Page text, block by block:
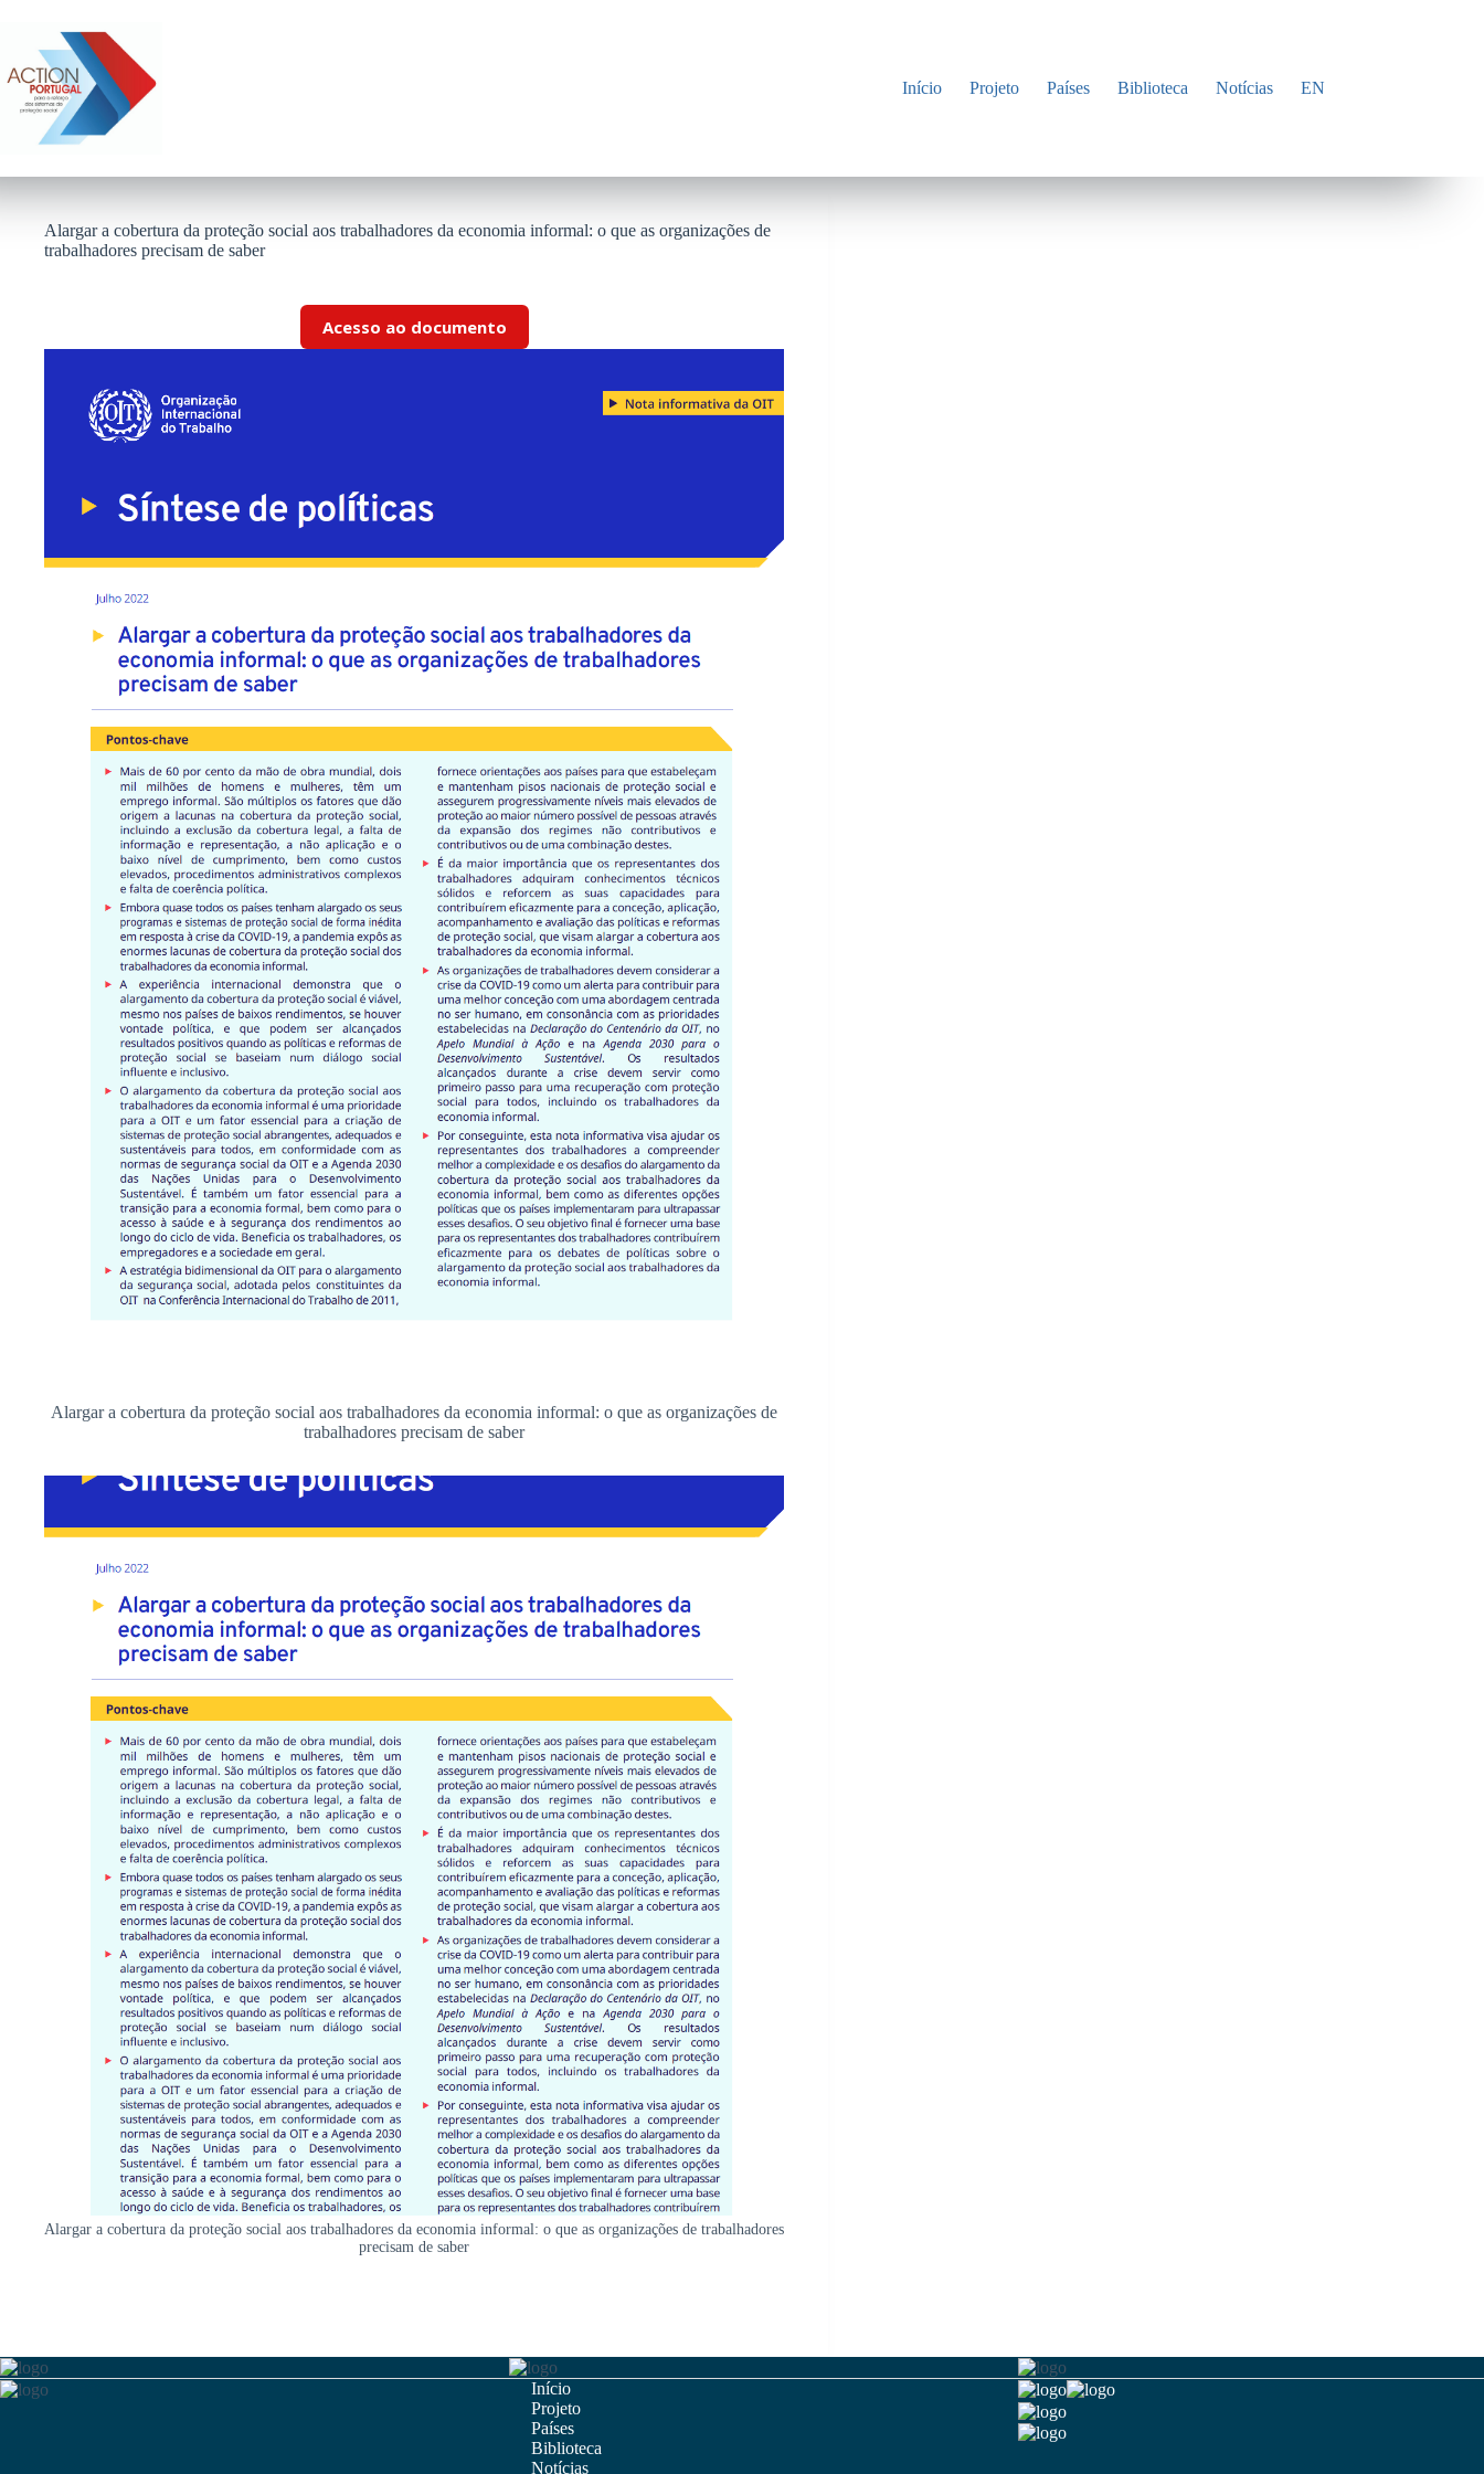
conteúdo
Início
Projeto Países Biblioteca Notícias EN
Alargar a cobertura da proteção social aos trabalhadores da economia informal: o que as organizações de
trabalhadores precisam de saber
Alargar a cobertura da proteção social aos trabalhadores da economia informal: o que as organizações de trabalhadores
precisam de saber
Acesso ao documento
Alargar a cobertura da proteção social aos trabalhadores da economia informal: o que as organizações de
trabalhadores precisam de saber
Início
Projeto
Países
Biblioteca
Notícias